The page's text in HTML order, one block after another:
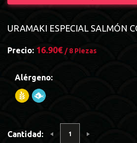
URAMAKI ESPECIAL SALMÓN
Precio: 16.90€ / 8 Piezas
Alérgeno:
Cantidad: